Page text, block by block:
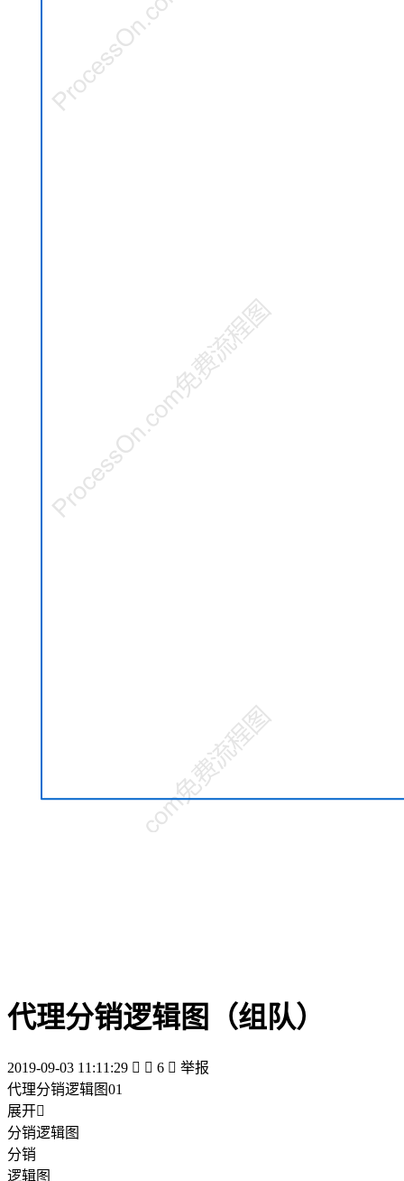
代理分销逻辑图（组队）
2019-09-03 11:11:29   6  举报
代理分销逻辑图01
展开
分销逻辑图
分销
逻辑图